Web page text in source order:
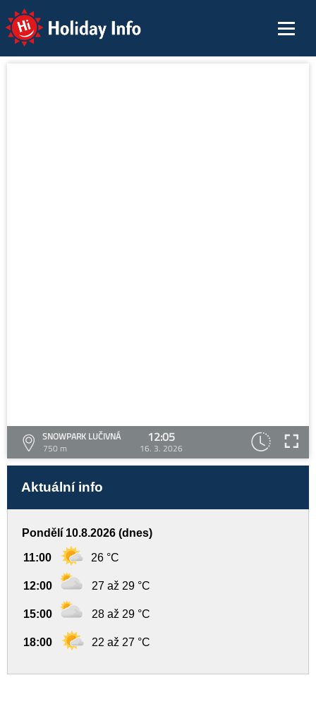
Holiday Info
SNOWPARK LUČIVNÁ
750 m
12:05
16. 3. 2026
Aktuální info
Pondělí 10.8.2026 (dnes)
11:00 26 °C
12:00 27 až 29 °C
15:00 28 až 29 °C
18:00 22 až 27 °C